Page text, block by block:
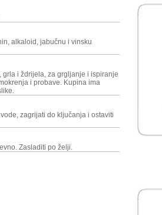
alkaloid, jabučnu i vinsku
i ždrijela, za grgljanje i ispiranje
i probave. Kupina ima
zagrijati do ključanja i ostaviti
Zasladiti po želji.